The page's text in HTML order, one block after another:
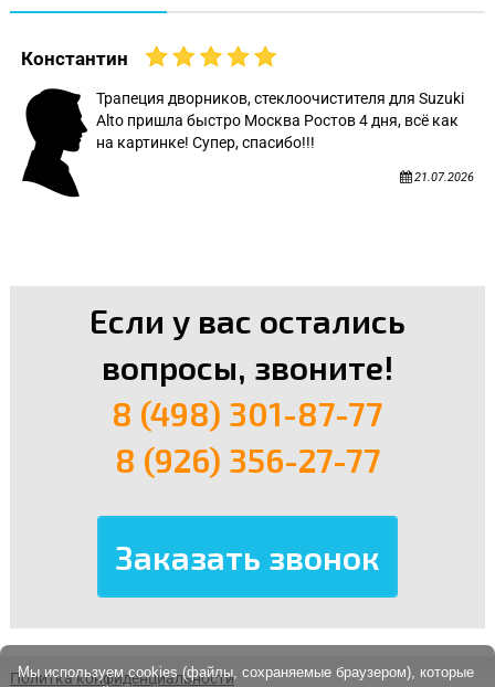
Константин
Трапеция дворников, стеклоочистителя для Suzuki
Alto пришла быстро Москва Ростов 4 дня, всё как
на картинке! Супер, спасибо!!!
21.07.2026
Если у вас остались
вопросы, звоните!
8 (498) 301-87-77
8 (926) 356-27-77
Политка конфиденциальности
Мы используем cookies (файлы, сохраняемые браузером), которые